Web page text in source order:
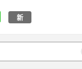
新